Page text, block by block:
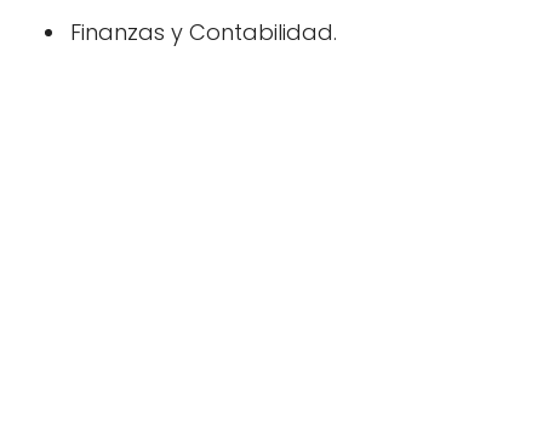
Finanzas y Contabilidad.